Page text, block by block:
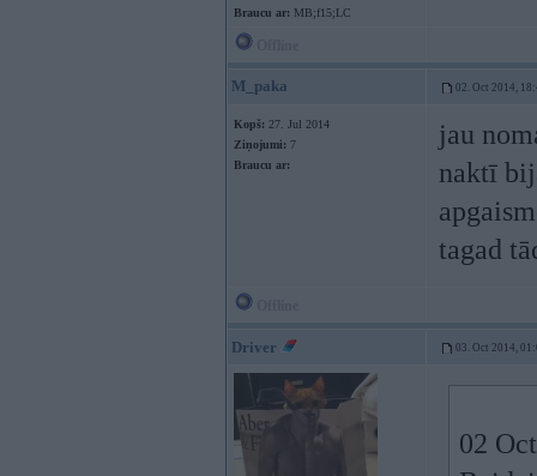
Braucu ar: MB;f15;LC
M_paka 02. Oct 2014,
Kopš: 27. Jul 2014
Ziņojumi: 7
Braucu ar:
jau
naktī
tagad
Driver 03. Oct 2014,
02